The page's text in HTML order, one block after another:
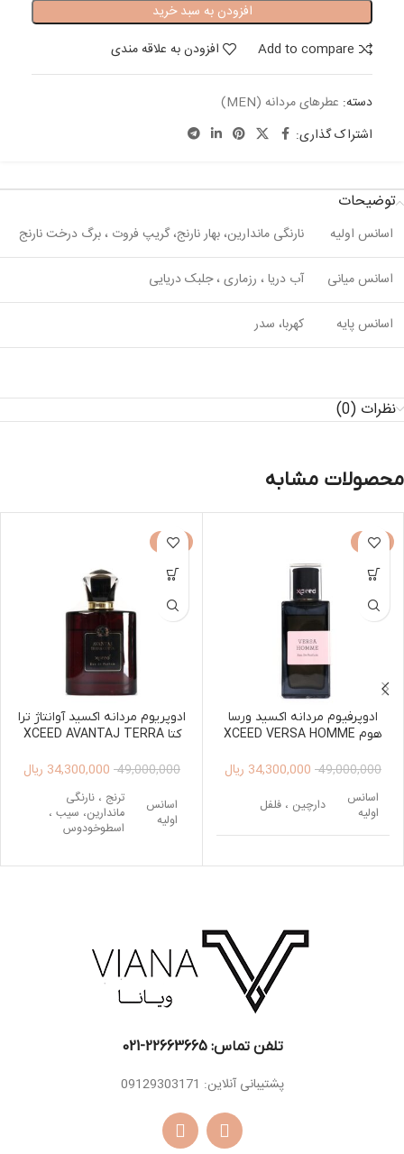
افزودن به سبد خرید
Add to compare
افزودن به علاقه مندی
دسته: عطرهای مردانه (MEN)
اشتراک گذاری:
توضیحات
اسانس اولیه نارنگی ماندارین، بهار نارنج، گریپ فروت ، برگ درخت نارنج
اسانس میانی آب دریا ، رزماری ، جلبک دریایی
اسانس پایه کهربا، سدر
نظرات (0)
محصولات مشابه
-30%
ادوپرفیوم مردانه اکسید ورسا
هوم XCEED VERSA HOMME
49,000,000
34,300,000 ریال
اسانس
اولیه
دارچین ، فلفل
اسانس
روایح دودی، گل
مشک ، وانیل ، خس
خس ، سدر ، گیاه
ناگارموتا، ترکیب ایزو
-30%
ادوپریوم مردانه اکسید آوانتاژ ترا
کتا XCEED AVANTAJ TERRA
49,000,000
34,300,000 ریال
اسانس
اولیه
ترنج ، نارنگی
ماندارین، سیب ،
اسطوخودوس
اسانس
بنفشه ، شمعدانی ،
اسانس
پایه
چوب صندل سفید ،
هل ، فلفل ، چوب
گایاک
تلفن تماس: 22663665-021​
پشتیبانی آنلاین: 09129303171